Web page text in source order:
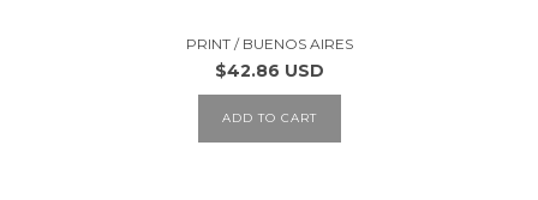
PRINT / BUENOS AIRES
$42.86 USD
ADD TO CART